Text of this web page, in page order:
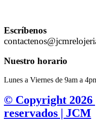
Escríbenos
Nuestro horario
Lunes a Viernes de 9am a
© Copyright 2026
reservados | JCM